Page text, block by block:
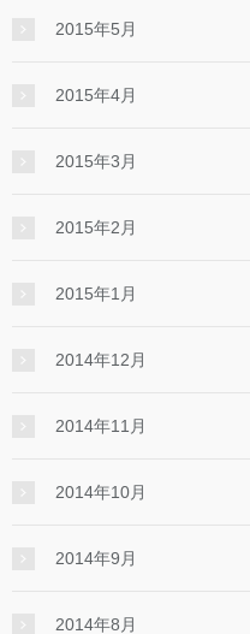
2015年5月
2015年4月
2015年3月
2015年2月
2015年1月
2014年12月
2014年11月
2014年10月
2014年9月
2014年8月